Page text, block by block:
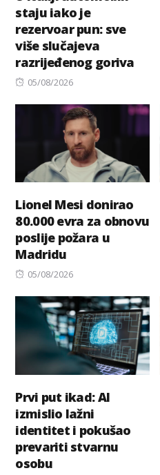
staju iako je
rezervoar pun: sve
više slučajeva
razrijeđenog goriva
Posted
05/08/2026
Lionel Mesi donirao
80.000 evra za obnovu
poslije požara u
Madridu
Posted
05/08/2026
Prvi put ikad: AI
izmislio lažni
identitet i pokušao
prevariti stvarnu
osobu